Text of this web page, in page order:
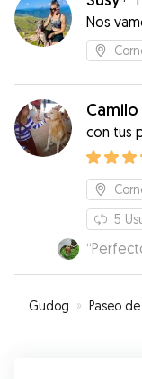
Nos
con tus
5
“
Gudog » Paseo